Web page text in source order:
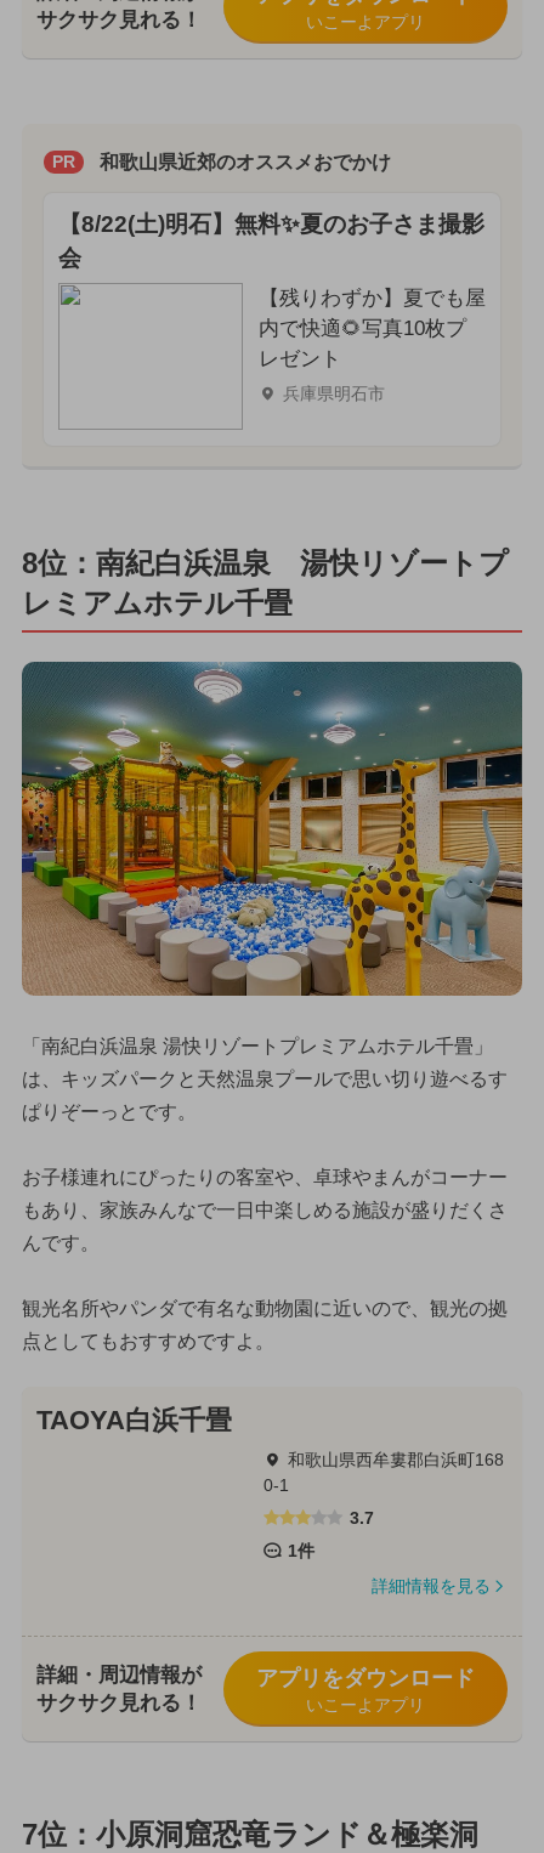
サクサク見れる！
いこーよアプリ
PR 和歌山県近郊のオススメおでかけ
【8/22(土)明石】無料✨夏のお子さま撮影
会
【残りわずか】夏でも屋
内で快適🌻写真10枚プ
レゼント
兵庫県明石市
8位：南紀白浜温泉 湯快リゾートプ
レミアムホテル千畳
「南紀白浜温泉 湯快リゾートプレミアムホテル千畳」
は、キッズパークと天然温泉プールで思い切り遊べるす
ぱりぞーっとです。
お子様連れにぴったりの客室や、卓球やまんがコーナー
もあり、家族みんなで一日中楽しめる施設が盛りだくさ
んです。
観光名所やパンダで有名な動物園に近いので、観光の拠
点としてもおすすめですよ。
TAOYA白浜千畳
和歌山県西牟婁郡白浜町168
0-1
3.7
1件
詳細情報を見る
詳細・周辺情報が
サクサク見れる！
アプリをダウンロード
いこーよアプリ
7位：小原洞窟恐竜ランド＆極楽洞